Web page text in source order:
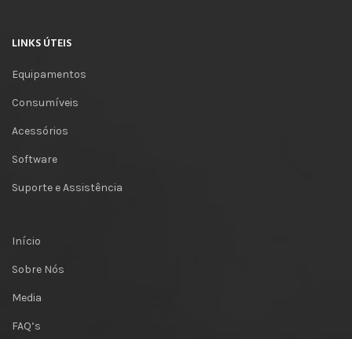
LINKS ÚTEIS
Equipamentos
Consumíveis
Acessórios
Software
Suporte e Assistência
Início
Sobre Nós
Media
FAQ’s